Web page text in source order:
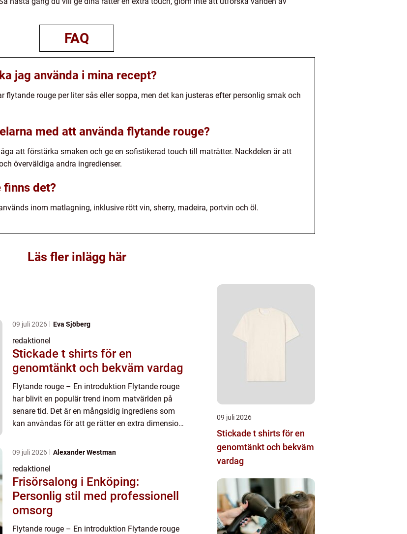
FAQ
jag använda i mina recept?
flytande rouge per liter sås eller soppa, men det kan justeras efter personlig smak och
med att använda flytande rouge?
att förstärka smaken och ge en sofistikerad touch till maträtter. Nackdelen är att
överväldiga andra ingredienser.
det?
inom matlagning, inklusive rött vin, sherry, madeira, portvin och öl.
Läs fler inlägg här
09 juli 2026 Eva Sjöberg
redaktionel
Stickade t shirts för en
genomtänkt och bekväm vardag
Flytande rouge – En introduktion Flytande rouge
har blivit en populär trend inom matvärlden på
senare tid. Det är en mångsidig ingrediens som
kan användas för att ge rätter en extra dimension
u...
09 juli 2026 Alexander Westman
redaktionel
Frisörsalong i Enköping:
Personlig stil med professionell
omsorg
Flytande rouge – En introduktion Flytande rouge
09 juli 2026
Stickade t shirts för en
genomtänkt och bekväm
vardag